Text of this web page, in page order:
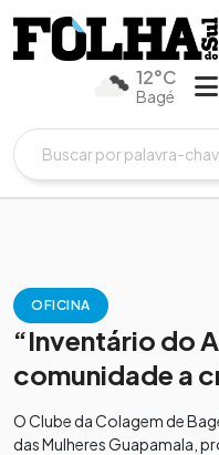
12°C
Bagé
OFICINA
“Inventário do
comunidade a
O Clube da Colagem de
das Mulheres Guapamala,